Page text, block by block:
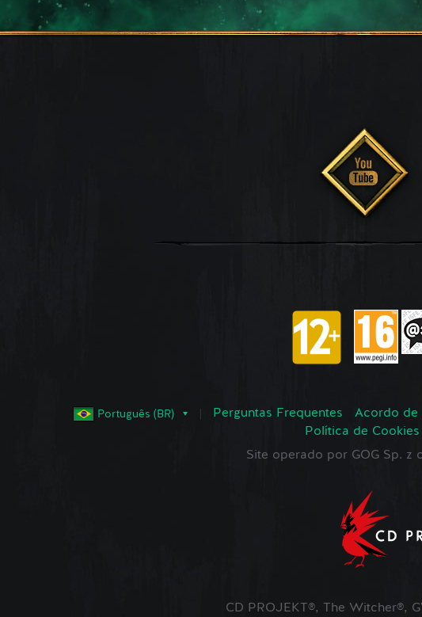
Português (BR) Perguntas Frequentes Acordo de
Política de Cookies
Site operado por GOG Sp. z
CD PROJEKT®, The Witcher®,